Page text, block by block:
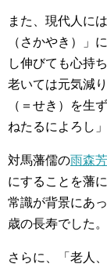
また、現代人に
（さかやき）」
し伸びても心持
老いては元気減
（＝せき）を生
ねたるによろし
対馬藩儒の雨森
にすることを藩
常識が背景にあ
歳の長寿でした。
さらに、「老人